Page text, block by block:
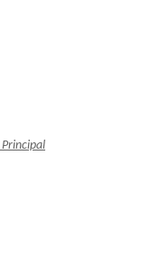
Principal